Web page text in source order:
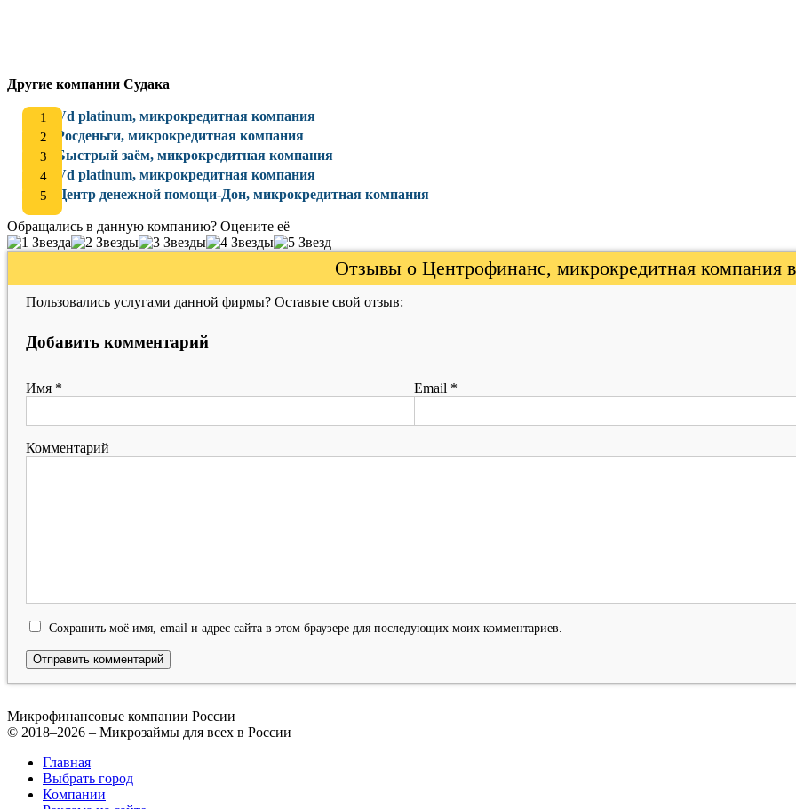
Другие компании Судака
Vd platinum, микрокредитная компания
Росденьги, микрокредитная компания
Быстрый заём, микрокредитная компания
Vd platinum, микрокредитная компания
Центр денежной помощи-Дон, микрокредитная компания
Обращались в данную компанию? Оцените её
Отзывы о Центрофинанс, микрокредитная компания
Пользовались услугами данной фирмы? Оставьте свой отзыв:
Добавить комментарий
Имя * Email *
Комментарий
Сохранить моё имя, email и адрес сайта в этом браузере для последующих моих комментариев.
Микрофинансовые компании России
© 2018–2026 – Микрозаймы для всех в России
Главная
Выбрать город
Компании